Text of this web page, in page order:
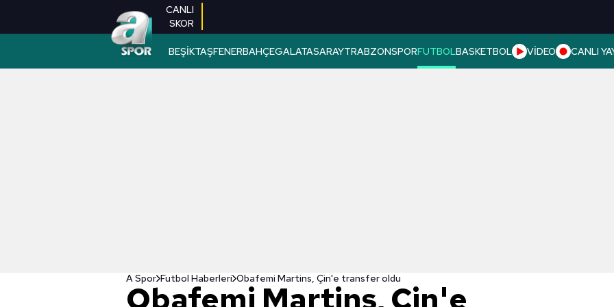
CANLI
SKOR
BEŞİKTAŞFENERBAHÇEGALATASARAYTRABZONSPORFUTBOLBASKETBOL VİDEO CANLI
A Spor Futbol Haberleri Obafemi Martins, Çin'e transfer oldu
Obafemi Martins, Çin'e